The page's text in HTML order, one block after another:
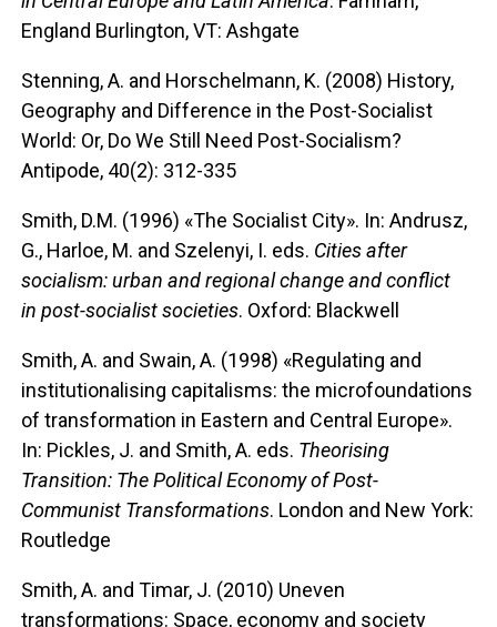
England Burlington, VT: Ashgate
Stenning, A. and Horschelmann, K. (2008) History,
Geography and Difference in the Post-Socialist
World: Or, Do We Still Need Post-Socialism?
Antipode, 40(2): 312-335
Smith, D.M. (1996) «The Socialist City». In: Andrusz,
G., Harloe, M. and Szelenyi, I. eds. Cities after
socialism: urban and regional change and conflict
in post-socialist societies. Oxford: Blackwell
Smith, A. and Swain, A. (1998) «Regulating and
institutionalising capitalisms: the microfoundations
of transformation in Eastern and Central Europe».
In: Pickles, J. and Smith, A. eds. Theorising
Transition: The Political Economy of Post-
Communist Transformations. London and New York:
Routledge
Smith, A. and Timar, J. (2010) Uneven
transformations: Space, economy and society